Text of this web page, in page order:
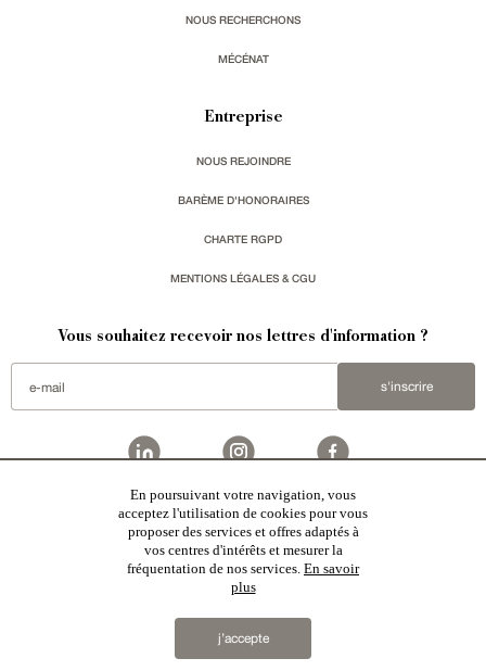
NOUS RECHERCHONS
MÉCÉNAT
Entreprise
NOUS REJOINDRE
BARÈME D'HONORAIRES
CHARTE RGPD
MENTIONS LÉGALES & CGU
Vous souhaitez recevoir nos lettres d'information ?
s'inscrire
est une agence immobilière basée à Paris, ayant créé un réseau national spécialisé
dans la vente de bâtiments de caractère. Vente de
manoirs
maisons en ville,appartements ,Architecture du 20ème S.,monuments historiques
moulins,mas & corps de ferme,maisons de village
propriétés équestres,forêts et terres agricoles,biens avec vue sur mer
En poursuivant votre navigation, vous
acceptez l'utilisation de cookies pour vous
proposer des services et offres adaptés à
vos centres d'intérêts et mesurer la
fréquentation de nos services. En savoir
plus
j’accepte